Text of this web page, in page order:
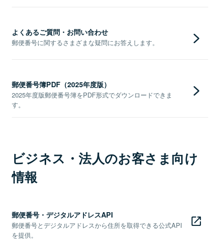
よくあるご質問・お問い合わせ
郵便番号に関するさまざまな疑問にお答えします。
郵便番号簿PDF（2025年度版）
2025年度版郵便番号簿をPDF形式でダウンロードできま
す。
ビジネス・法人のお客さま向け
情報
郵便番号・デジタルアドレスAPI
郵便番号とデジタルアドレスから住所を取得できる公式API
を提供。